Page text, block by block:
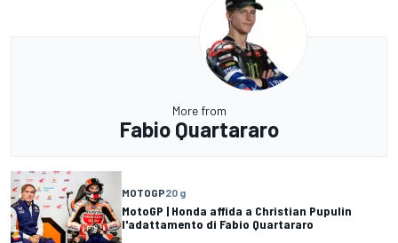
More from
Fabio Quartararo
MOTOGP20 g
MotoGP | Honda affida a Christian Pupulin
l'adattamento di Fabio Quartararo